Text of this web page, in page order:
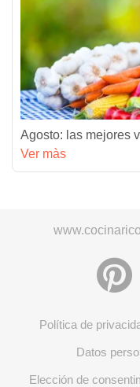
Agosto: las mejores
Ver màs
Política de
Datos
Elección de